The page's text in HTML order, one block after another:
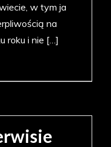
w tym ja
na
roku i nie […]